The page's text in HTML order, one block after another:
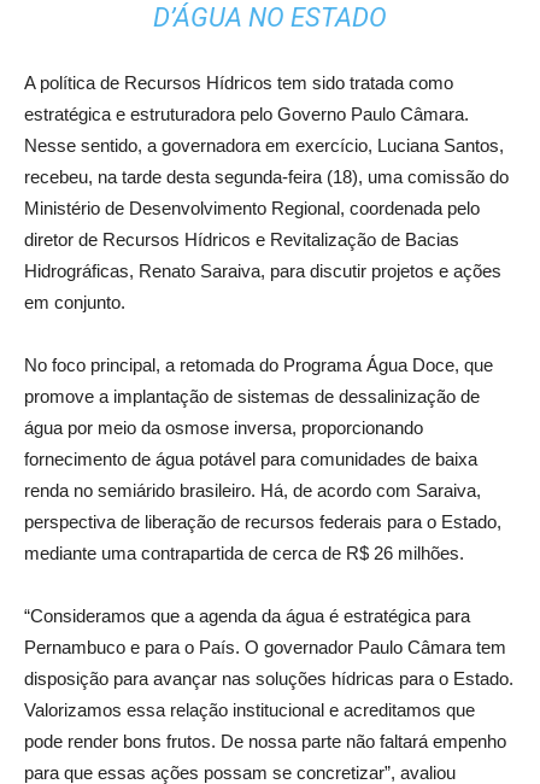
D’ÁGUA NO ESTADO
A política de Recursos Hídricos tem sido tratada como
estratégica e estruturadora pelo Governo Paulo Câmara.
Nesse sentido, a governadora em exercício, Luciana Santos,
recebeu, na tarde desta segunda-feira (18), uma comissão do
Ministério de Desenvolvimento Regional, coordenada pelo
diretor de Recursos Hídricos e Revitalização de Bacias
Hidrográficas, Renato Saraiva, para discutir projetos e ações
em conjunto.
No foco principal, a retomada do Programa Água Doce, que
promove a implantação de sistemas de dessalinização de
água por meio da osmose inversa, proporcionando
fornecimento de água potável para comunidades de baixa
renda no semiárido brasileiro. Há, de acordo com Saraiva,
perspectiva de liberação de recursos federais para o Estado,
mediante uma contrapartida de cerca de R$ 26 milhões.
“Consideramos que a agenda da água é estratégica para
Pernambuco e para o País. O governador Paulo Câmara tem
disposição para avançar nas soluções hídricas para o Estado.
Valorizamos essa relação institucional e acreditamos que
pode render bons frutos. De nossa parte não faltará empenho
para que essas ações possam se concretizar”, avaliou